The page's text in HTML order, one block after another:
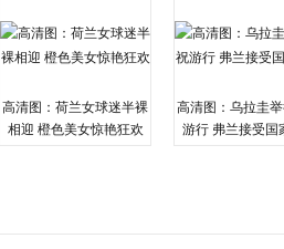
高清图：荷兰女球迷半裸
相迎 橙色美女惊艳狂欢
高清图：乌拉圭
游行 弗兰接受国